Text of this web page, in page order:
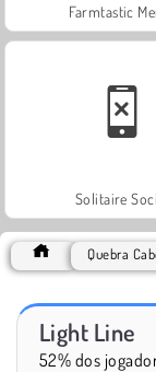
Farmtastic
Solitaire
Quebra
Light Line
52% dos